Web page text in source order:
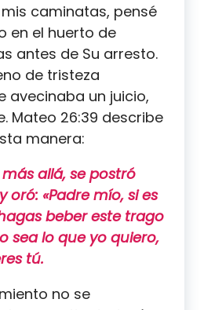
caminatas, pensé
en el huerto de
antes de Su arresto.
de tristeza
avecinaba un juicio,
Mateo 26:39 describe
manera:
allá, se postró
oró: «Padre mío, si es
beber este trago
sea lo que yo quiero,
tú.
no se